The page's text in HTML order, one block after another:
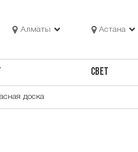
Алматы Астана
СВЕТ
доска